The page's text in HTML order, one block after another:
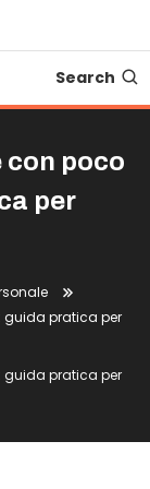
Search
con poco
per
guida pratica per
guida pratica per